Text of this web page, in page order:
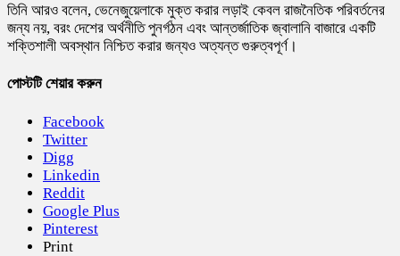
তিনি আরও বলেন, ভেনেজুয়েলাকে মুক্ত করার লড়াই কেবল রাজনৈতিক পরিবর্তনের
জন্য নয়, বরং দেশের অর্থনীতি পুনর্গঠন এবং আন্তর্জাতিক জ্বালানি বাজারে একটি
শক্তিশালী অবস্থান নিশ্চিত করার জন্যও অত্যন্ত গুরুত্বপূর্ণ।
পোস্টটি শেয়ার করুন
Facebook
Twitter
Digg
Linkedin
Reddit
Google Plus
Pinterest
Print